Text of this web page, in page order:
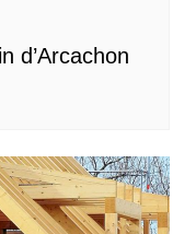
d’Arcachon